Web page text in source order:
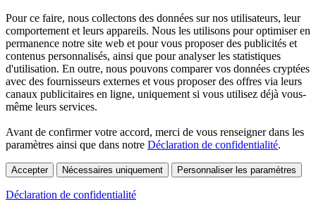
Pour ce faire, nous collectons des données sur nos utilisateurs, leur
comportement et leurs appareils. Nous les utilisons pour optimiser en
permanence notre site web et pour vous proposer des publicités et
contenus personnalisés, ainsi que pour analyser les statistiques
d'utilisation. En outre, nous pouvons comparer vos données cryptées
avec des fournisseurs externes et vous proposer des offres via leurs
canaux publicitaires en ligne, uniquement si vous utilisez déjà vous-
même leurs services.
Avant de confirmer votre accord, merci de vous renseigner dans les
paramètres ainsi que dans notre Déclaration de confidentialité.
Accepter Nécessaires uniquement Personnaliser les paramètres
Déclaration de confidentialité